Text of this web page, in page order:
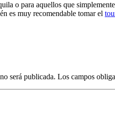
o para aquellos que
es muy recomendable tomar el
será publicada. Los campos